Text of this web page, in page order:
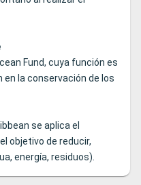
Fund, cuya función es
en la conservación de los
se aplica el
objetivo de reducir,
energía, residuos).